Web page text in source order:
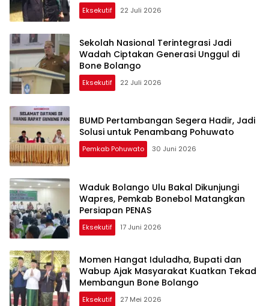
Eksekutif 22 Juli 2026
Sekolah Nasional Terintegrasi Jadi
Wadah Ciptakan Generasi Unggul di
Bone Bolango
Eksekutif 22 Juli 2026
BUMD Pertambangan Segera Hadir, Jadi
Solusi untuk Penambang Pohuwato
Pemkab Pohuwato 30 Juni 2026
Waduk Bolango Ulu Bakal Dikunjungi
Wapres, Pemkab Bonebol Matangkan
Persiapan PENAS
Eksekutif 17 Juni 2026
Momen Hangat Iduladha, Bupati dan
Wabup Ajak Masyarakat Kuatkan Tekad
Membangun Bone Bolango
Eksekutif 27 Mei 2026